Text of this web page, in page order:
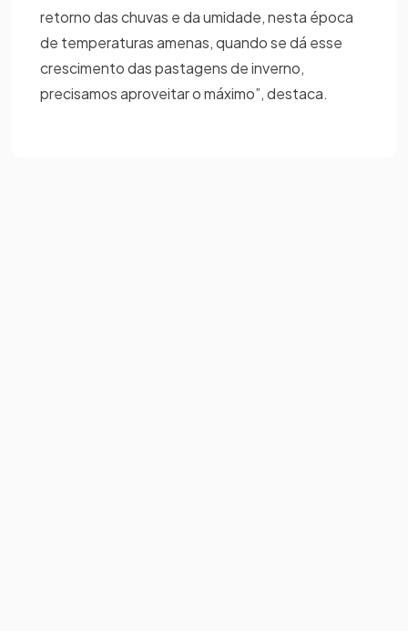
retorno das chuvas e da umidade, nesta época
de temperaturas amenas, quando se dá esse
crescimento das pastagens de inverno,
precisamos aproveitar o máximo”, destaca.